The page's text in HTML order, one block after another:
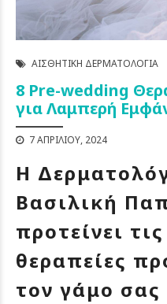
ΑΙΣΘΗΤΙΚΉ ΔΕΡΜΑΤΟΛΟΓΊΑ
8 Pre-wedding
για Λαμπερή
7 ΑΠΡΙΛΊΟΥ, 2024
Η
Βασιλική
προτείνει
θεραπείες
τον γάμο σας